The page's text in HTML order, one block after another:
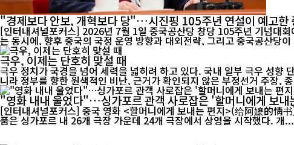
"경제보다 안보, 개혁보다 당"…시진핑 105주년 연설이 예고한
[인터내셔널포커스] 2026년 7월 1일 중국공산당 창당 105주년 기념대
는 동시에, 향후 중국의 국정 운영 방향과 대외전략, 그리고 중국공산당
극우, 이제는 단호히 맞설 때
극우 정치가 국경을 넘어 세력을 넓히려 하고 있다. 국내 일부 극우 성향
니라 정부를 향한 원색적인 비난, 근거가 확인되지 않은 부정선거 주장,
"영화 내내 울었다"…싱가포르 관객 사로잡은 '할머니에게 보내
[인터내셔널포커스] 중국 영화 <할머니에게 보내는 편지>(给阿嬷的情书)가 싱가포르
품은 싱가포르 내 26개 극장 가운데 24개 극장에서 상영을 시작했다. 개...